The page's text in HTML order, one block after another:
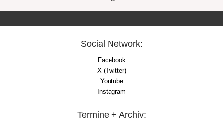
Social Network:
Facebook
X (Twitter)
Youtube
Instagram
Termine + Archiv: